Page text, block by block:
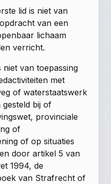
lid is niet van
van een
lichaam
verricht.
van toepassing
met
of waterstaatswerk
bij of
provinciale
of
of op situaties
door artikel 5 van
1994, de
van Strafrecht of